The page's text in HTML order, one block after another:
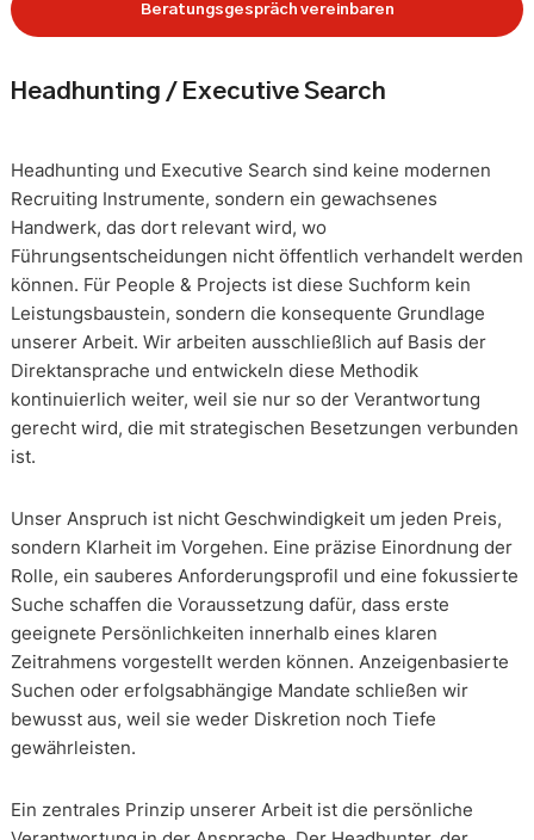
Beratungsgespräch vereinbaren
Headhunting / Executive Search
Headhunting und Executive Search sind keine modernen
Recruiting Instrumente, sondern ein gewachsenes
Handwerk, das dort relevant wird, wo
Führungsentscheidungen nicht öffentlich verhandelt werden
können. Für People & Projects ist diese Suchform kein
Leistungsbaustein, sondern die konsequente Grundlage
unserer Arbeit. Wir arbeiten ausschließlich auf Basis der
Direktansprache und entwickeln diese Methodik
kontinuierlich weiter, weil sie nur so der Verantwortung
gerecht wird, die mit strategischen Besetzungen verbunden
ist.
Unser Anspruch ist nicht Geschwindigkeit um jeden Preis,
sondern Klarheit im Vorgehen. Eine präzise Einordnung der
Rolle, ein sauberes Anforderungsprofil und eine fokussierte
Suche schaffen die Voraussetzung dafür, dass erste
geeignete Persönlichkeiten innerhalb eines klaren
Zeitrahmens vorgestellt werden können. Anzeigenbasierte
Suchen oder erfolgsabhängige Mandate schließen wir
bewusst aus, weil sie weder Diskretion noch Tiefe
gewährleisten.
Ein zentrales Prinzip unserer Arbeit ist die persönliche